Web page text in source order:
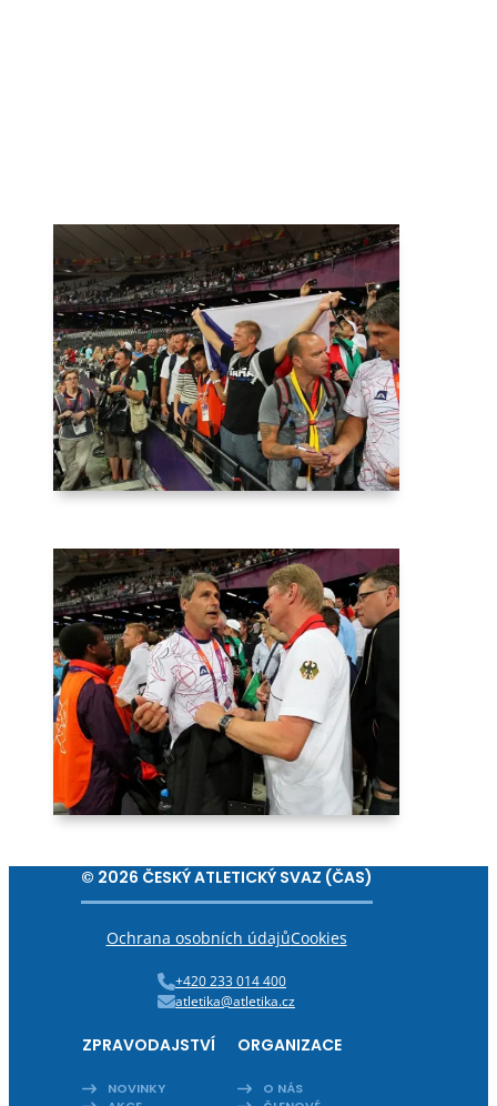
© 2026 ČESKÝ ATLETICKÝ SVAZ (ČAS)
Ochrana osobních údajůCookies
+420 233 014 400
atletika@atletika.cz
ZPRAVODAJSTVÍ
NOVINKY
ORGANIZACE
O NÁS